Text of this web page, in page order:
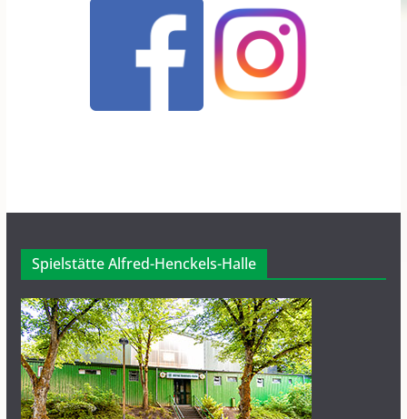
Spielstätte Alfred-Henckels-Halle